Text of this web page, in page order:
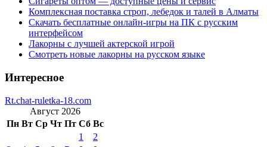
Комплексная поставка строп, лебедок и талей в Алматы
Скачать бесплатные онлайн-игры на ПК с русским
интерфейсом
Лакорны с лучшей актерской игрой
Смотреть новые лакорны на русском языке
Интересное
Rt.chat-ruletka-18.com
Август 2026
Пн Вт Ср Чт Пт Сб Вс
1
2